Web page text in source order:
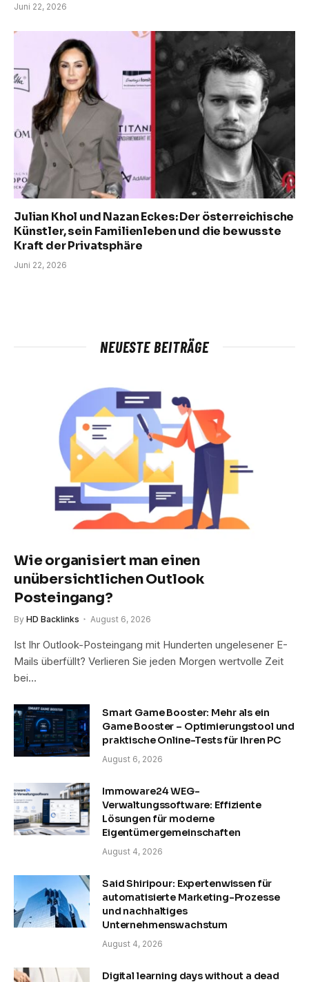
Juni 22, 2026
Julian Khol und Nazan Eckes: Der österreichische
Künstler, sein Familienleben und die bewusste
Kraft der Privatsphäre
Juni 22, 2026
NEUESTE BEITRÄGE
Wie organisiert man einen
unübersichtlichen Outlook
Posteingang?
By HD Backlinks August 6, 2026
Ist Ihr Outlook-Posteingang mit Hunderten ungelesener E-
Mails überfüllt? Verlieren Sie jeden Morgen wertvolle Zeit
bei…
Smart Game Booster: Mehr als ein
Game Booster – Optimierungstool und
praktische Online-Tests für Ihren PC
August 6, 2026
Immoware24 WEG-
Verwaltungssoftware: Effiziente
Lösungen für moderne
Eigentümergemeinschaften
August 4, 2026
Said Shiripour: Expertenwissen für
automatisierte Marketing-Prozesse
und nachhaltiges
Unternehmenswachstum
August 4, 2026
Digital learning days without a dead